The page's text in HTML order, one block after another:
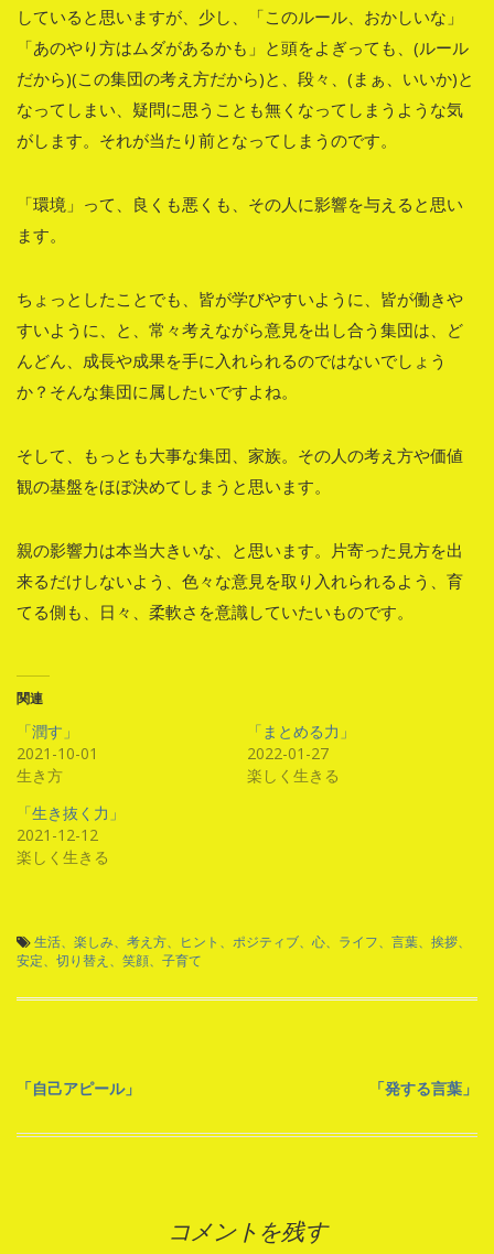
していると思いますが、少し、「このルール、おかしいな」
「あのやり方はムダがあるかも」と頭をよぎっても、(ルール
だから)(この集団の考え方だから)と、段々、(まぁ、いいか)と
なってしまい、疑問に思うことも無くなってしまうような気
がします。それが当たり前となってしまうのです。
「環境」って、良くも悪くも、その人に影響を与えると思い
ます。
ちょっとしたことでも、皆が学びやすいように、皆が働きや
すいように、と、常々考えながら意見を出し合う集団は、ど
んどん、成長や成果を手に入れられるのではないでしょう
か？そんな集団に属したいですよね。
そして、もっとも大事な集団、家族。その人の考え方や価値
観の基盤をほぼ決めてしまうと思います。
親の影響力は本当大きいな、と思います。片寄った見方を出
来るだけしないよう、色々な意見を取り入れられるよう、育
てる側も、日々、柔軟さを意識していたいものです。
関連
「潤す」
2021-10-01
生き方
「まとめる力」
2022-01-27
楽しく生きる
「生き抜く力」
2021-12-12
楽しく生きる
生活、楽しみ、考え方、ヒント、ポジティブ、心、ライフ、言葉、挨拶、
安定、切り替え、笑顔、子育て
投
稿
「自己アピール」 「発する言葉」
コメントを残す